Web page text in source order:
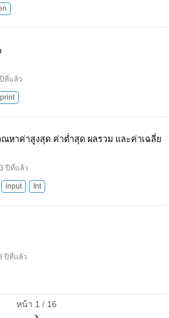
ที่แล้ว
print
หาค่าสูงสุด ค่าต่ำสุด ผลรวม และค่าเฉลี่ย
ปีที่แล้ว
input Int
ปีที่แล้ว
หน้า 1 / 16